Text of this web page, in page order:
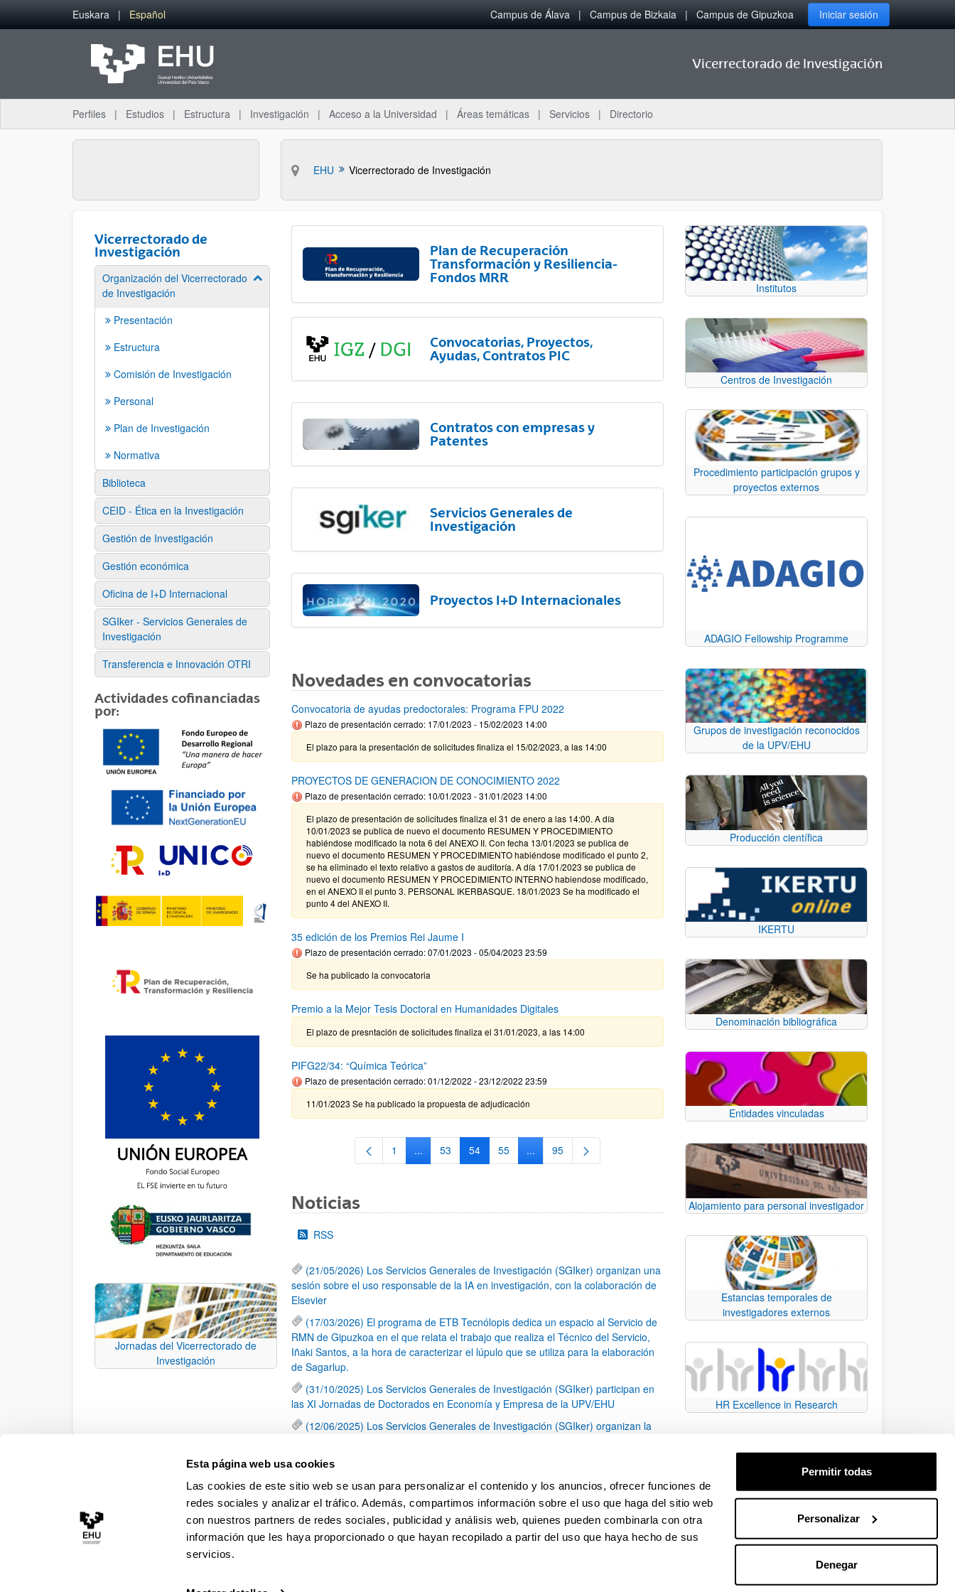
Esta página web usa cookies
Las cookies de este sitio web se usan para personalizar el contenido y los anuncios, ofrecer funciones de
redes sociales y analizar el tráfico. Además, compartimos información sobre el uso que haga del sitio web
con nuestros partners de redes sociales, publicidad y análisis web, quienes pueden combinarla con otra
información que les haya proporcionado o que hayan recopilado a partir del uso que haya hecho de sus
servicios.
Permitir todas
Personalizar
Denegar
Saltar al contenido principal
Euskara Español Campus de Álava Campus de Bizkaia Campus de Gipuzkoa Iniciar sesión
Vicerrectorado de Investigación
Perfiles Estudios Estructura Investigación Acceso a la Universidad Áreas temáticas Servicios Directorio
EHU Vicerrectorado de Investigación
Vicerrectorado de
Investigación
Organización del Vicerrectorado
de Investigación
Mostrar/ocultar subpáginas
Presentación
Estructura
Comisión de Investigación
Personal
Plan de Investigación
Normativa
Biblioteca
CEID - Ética en la Investigación
Gestión de Investigación
Gestión económica
Oficina de I+D Internacional
SGIker - Servicios Generales de
Investigación
Transferencia e Innovación OTRI
Actividades cofinanciadas
por:
Jornadas del Vicerrectorado de
Investigación
Plan de Recuperación
Transformación y Resiliencia-
Fondos MRR
Convocatorias, Proyectos,
Ayudas, Contratos PIC
Contratos con empresas y
Patentes
Servicios Generales de
Investigación
Proyectos I+D Internacionales
Novedades en convocatorias
Convocatoria de ayudas predoctorales: Programa FPU 2022
Plazo de presentación cerrado: 17/01/2023 - 15/02/2023 14:00
El plazo para la presentación de solicitudes finaliza el 15/02/2023, a las 14:00
PROYECTOS DE GENERACION DE CONOCIMIENTO 2022
Plazo de presentación cerrado: 10/01/2023 - 31/01/2023 14:00
El plazo de presentación de solicitudes finaliza el 31 de enero a las 14:00. A día
10/01/2023 se publica de nuevo el documento RESUMEN Y PROCEDIMIENTO
habiéndose modificado la nota 6 del ANEXO II. Con fecha 13/01/2023 se publica de
nuevo el documento RESUMEN Y PROCEDIMIENTO habiéndose modificado el punto 2,
se ha eliminado el texto relativo a gastos de auditoría. A día 17/01/2023 se publica de
nuevo el documento RESUMEN Y PROCEDIMIENTO INTERNO habiendose modificado,
en el ANEXO II el punto 3. PERSONAL IKERBASQUE. 18/01/2023 Se ha modificado el
punto 4 del ANEXO II.
35 edición de los Premios Rei Jaume I
Plazo de presentación cerrado: 07/01/2023 - 05/04/2023 23:59
Se ha publicado la convocatoria
Premio a la Mejor Tesis Doctoral en Humanidades Digitales
El plazo de presntación de solicitudes finaliza el 31/01/2023, a las 14:00
PIFG22/34: “Química Teórica”
Plazo de presentación cerrado: 01/12/2022 - 23/12/2022 23:59
11/01/2023 Se ha publicado la propuesta de adjudicación
Página
1 ...Páginas intermedias Use TAB para desplazarse.
Página
53 Página
54 Página
55 ...Páginas intermedias Use TAB para desplazarse.
Página
95
Noticias
RSS
(21/05/2026) Los Servicios Generales de Investigación (SGIker) organizan una
sesión sobre el uso responsable de la IA en investigación, con la colaboración de
Elsevier
(17/03/2026) El programa de ETB Tecnólopis dedica un espacio al Servicio de
RMN de Gipuzkoa en el que relata el trabajo que realiza el Técnico del Servicio,
Iñaki Santos, a la hora de caracterizar el lúpulo que se utiliza para la elaboración
de Sagarlup.
(31/10/2025) Los Servicios Generales de Investigación (SGIker) participan en
las XI Jornadas de Doctorados en Economía y Empresa de la UPV/EHU
(12/06/2025) Los Servicios Generales de Investigación (SGIker) organizan la
una caracterización química de dos variedades de lúpulo silvestre
Página
1 Página
2 Página
3 ...
Páginas intermedias Use TAB para desplazarse.
Página
79
Institutos
Centros de Investigación
Procedimiento participación grupos y
proyectos externos
ADAGIO Fellowship Programme
Grupos de investigación reconocidos
de la UPV/EHU
Producción científica
IKERTU
Denominación bibliográfica
Entidades vinculadas
Alojamiento para personal investigador
Estancias temporales de
investigadores externos
HR Excellence in Research